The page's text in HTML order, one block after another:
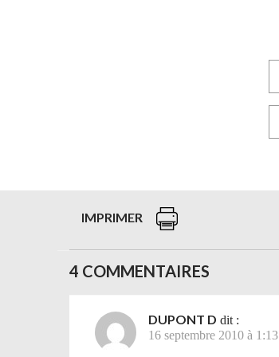
IMPRIMER
4 COMMENTAIRES
DUPONT D dit :
16 septembre 2010 à 1:13